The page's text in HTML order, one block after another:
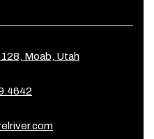
Moab, Utah